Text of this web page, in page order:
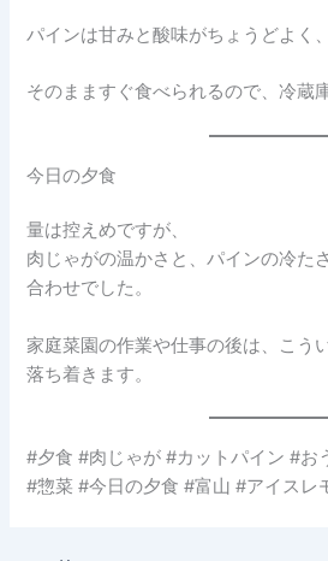
パインは甘みと酸味がちょうどよく
そのまますぐ食べられるので、冷蔵
今日の夕食
量は控えめですが、
肉じゃがの温かさと、パインの冷た
合わせでした。
家庭菜園の作業や仕事の後は、こう
落ち着きます。
#夕食 #肉じゃが #カットパイン #お
#惣菜 #今日の夕食 #富山 #アイスレ